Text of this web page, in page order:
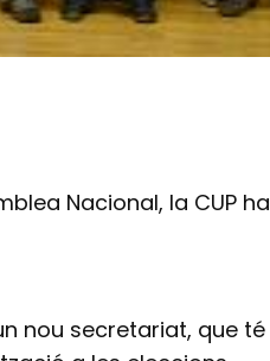
Nacional, la CUP ha
nou secretariat, que té